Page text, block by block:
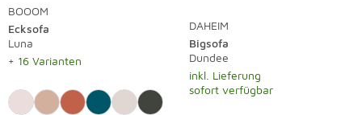
BOOOM
Ecksofa
Luna
+ 16 Varianten
DAHEIM
Bigsofa
Dundee
inkl. Lieferung
sofort verfügbar